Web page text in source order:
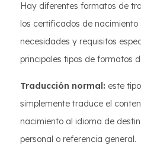
Hay diferentes formatos de
los certificados de nacimiento
necesidades y requisitos
principales tipos de formatos
Traducción normal: este
simplemente traduce el
nacimiento al idioma de
personal o referencia general.